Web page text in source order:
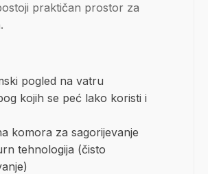
praktičan prostor za
pogled na vatru
kojih se peć lako koristi i
komora za sagorijevanje
tehnologija (čisto